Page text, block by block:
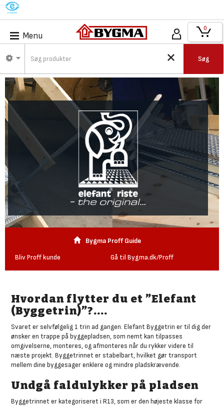
M
Menu
Søg
0
Bygma Proff Guide
Bliv Proff kunde
Gå til Bygma.dk/Proff
Hvordan flytter du et ”Elefant
(Byggetrin)”?....
Svaret er selvfølgelig 1 trin ad gangen. Elefant Byggetrin er til dig der
ønsker en trappe på byggepladsen, som nemt kan tilpasses
omgivelserne, monteres, og afmonteres når du rykker videre til
næste projekt. Byggetrinnet er stabelbart, hvilket gør transport
mellem dine byggesager enklere og mindre pladskrævende.
Undgå faldulykker på pladsen
Byggetrinnet er kategoriseret i R13, som er den højeste klasse for